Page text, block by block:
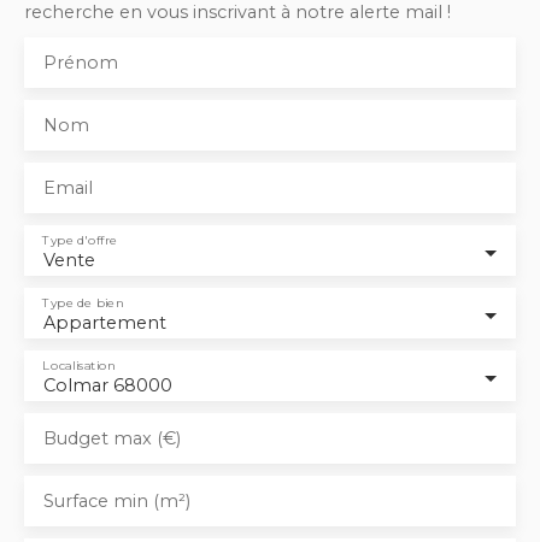
recherche en vous inscrivant à notre alerte mail !
Prénom
Nom
Email
Vente
Type d'offre
Appartement
Type de bien
Colmar 68000
Localisation
Budget max (€)
Surface min (m²)